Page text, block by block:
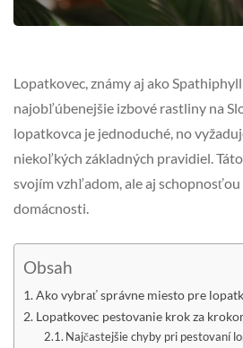
Lopatkovec, známy aj ako
najobľúbenejšie izbové rastliny na
lopatkovca je jednoduché, no
niekoľkých základných pravidiel.
svojím vzhľadom, ale aj
domácnosti.
Obsah
Ako vybrať správne miesto pre
Lopatkovec pestovanie krok za
Najčastejšie chyby pri pestovaní